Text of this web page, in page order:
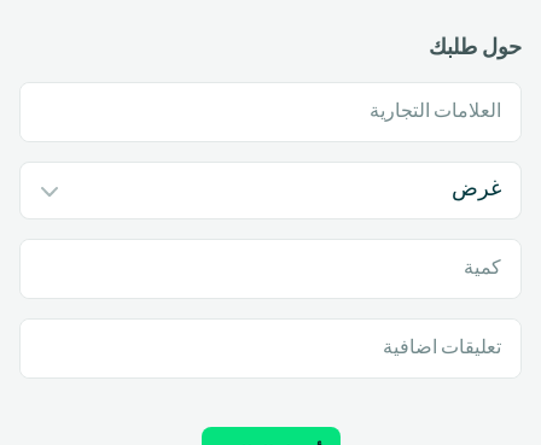
حول طلبك
العلامات التجارية
كمية
تعليقات اضافية